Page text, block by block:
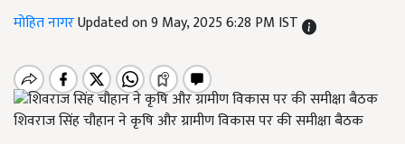
मोहित नागरUpdated on 9 May, 2025 6:28 PM IST
शिवराज सिंह चौहान ने कृषि और ग्रामीण विकास पर की समीक्षा बैठक